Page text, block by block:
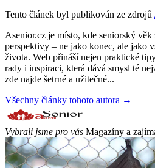
Tento článek byl publikován ze zdrojů
Asenior.cz je místo, kde seniorský
perspektivy – ne jako konec, ale jako
života. Web přináší nejen praktické
rady i inspiraci, která dává smysl té
zde najde šetrné a užitečné...
Všechny články tohoto autora →
Vybrali jsme pro vás Magazíny a